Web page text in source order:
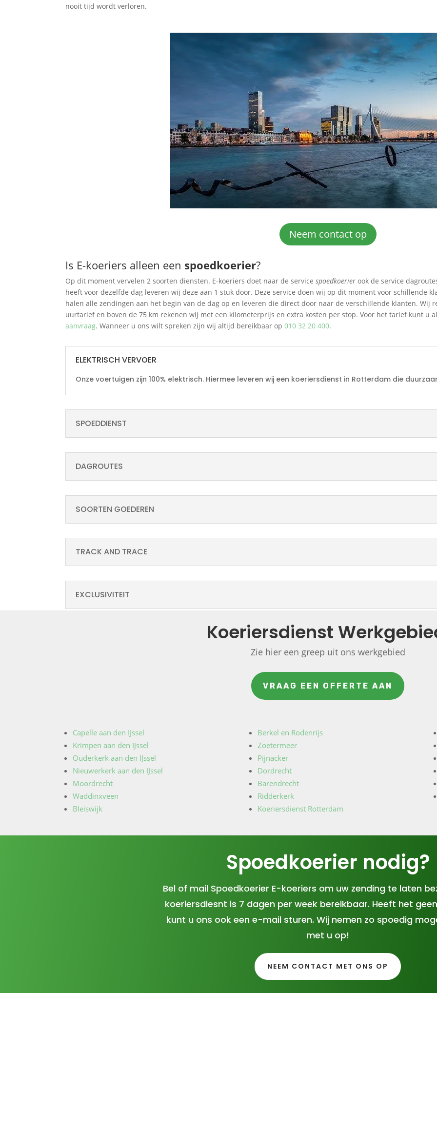
nooit tijd wordt verloren.
Neem contact op
Is E-koeriers alleen een spoedkoerier?
Op dit moment vervelen 2 soorten diensten. E-koeriers doet naar de servicespoedkoerier ook de service
heeft voor dezelfde dag leveren wij deze aan 1 stuk door. Deze service doen wij op dit moment voor schillende
halen alle zendingen aan het begin van de dag op en leveren die direct door naar de verschillende klanten. Wij
uurtarief en boven de 75 km rekenen wij met een kilometerprijs en extra kosten per stop. Voor het tarief kunt u
aanvraag. Wanneer u ons wilt spreken zijn wij altijd bereikbaar op010 32 20 400.
ELEKTRISCH VERVOER
Onze voertuigen zijn 100% elektrisch. Hiermee leveren wij een koeriersdienst in Rotterdam die
SPOEDDIENST
DAGROUTES
SOORTEN GOEDEREN
TRACK AND TRACE
EXCLUSIVITEIT
Koeriersdienst
Zie hier een greep uit ons werkgebied
VRAAG EEN OFFERTE AAN
Capelle aan den IJssel
Krimpen aan den IJssel
Ouderkerk aan den IJssel
Nieuwerkerk aan den IJssel
Moordrecht
Waddinxveen
Bleiswijk
Berkel en Rodenrijs
Zoetermeer
Pijnacker
Dordrecht
Barendrecht
Ridderkerk
Koeriersdienst Rotterdam
Spoedkoerier nodig?
Bel of mail Spoedkoerier E-koeriers om uw zending te laten
koeriersdiesnt is 7 dagen per week bereikbaar. Heeft het
kunt u ons ook een e-mail sturen. Wij nemen zo spoedig
met u op!
NEEM CONTACT MET ONS OP